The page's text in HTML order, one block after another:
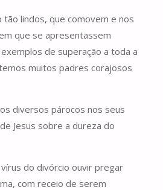
lindos, que comovem e nos
que se apresentassem
de superação a toda a
muitos padres corajosos
diversos párocos nos seus
Jesus sobre a dureza do
do divórcio ouvir pregar
com receio de serem